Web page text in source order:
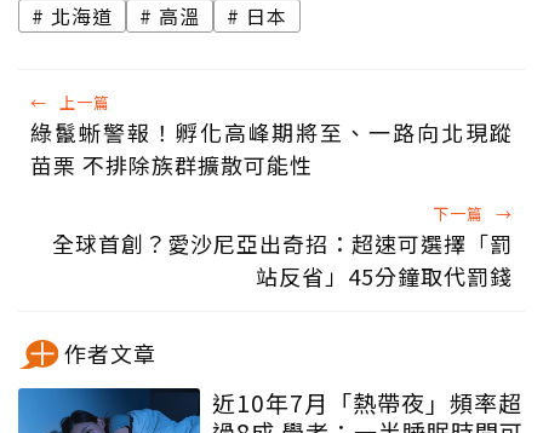
北海道 高溫 日本
← 上一篇
綠鬣蜥警報！孵化高峰期將至、一路向北現蹤
苗栗 不排除族群擴散可能性
下一篇 →
全球首創？愛沙尼亞出奇招：超速可選擇「罰
站反省」45分鐘取代罰錢
作者文章
近10年7月「熱帶夜」頻率超